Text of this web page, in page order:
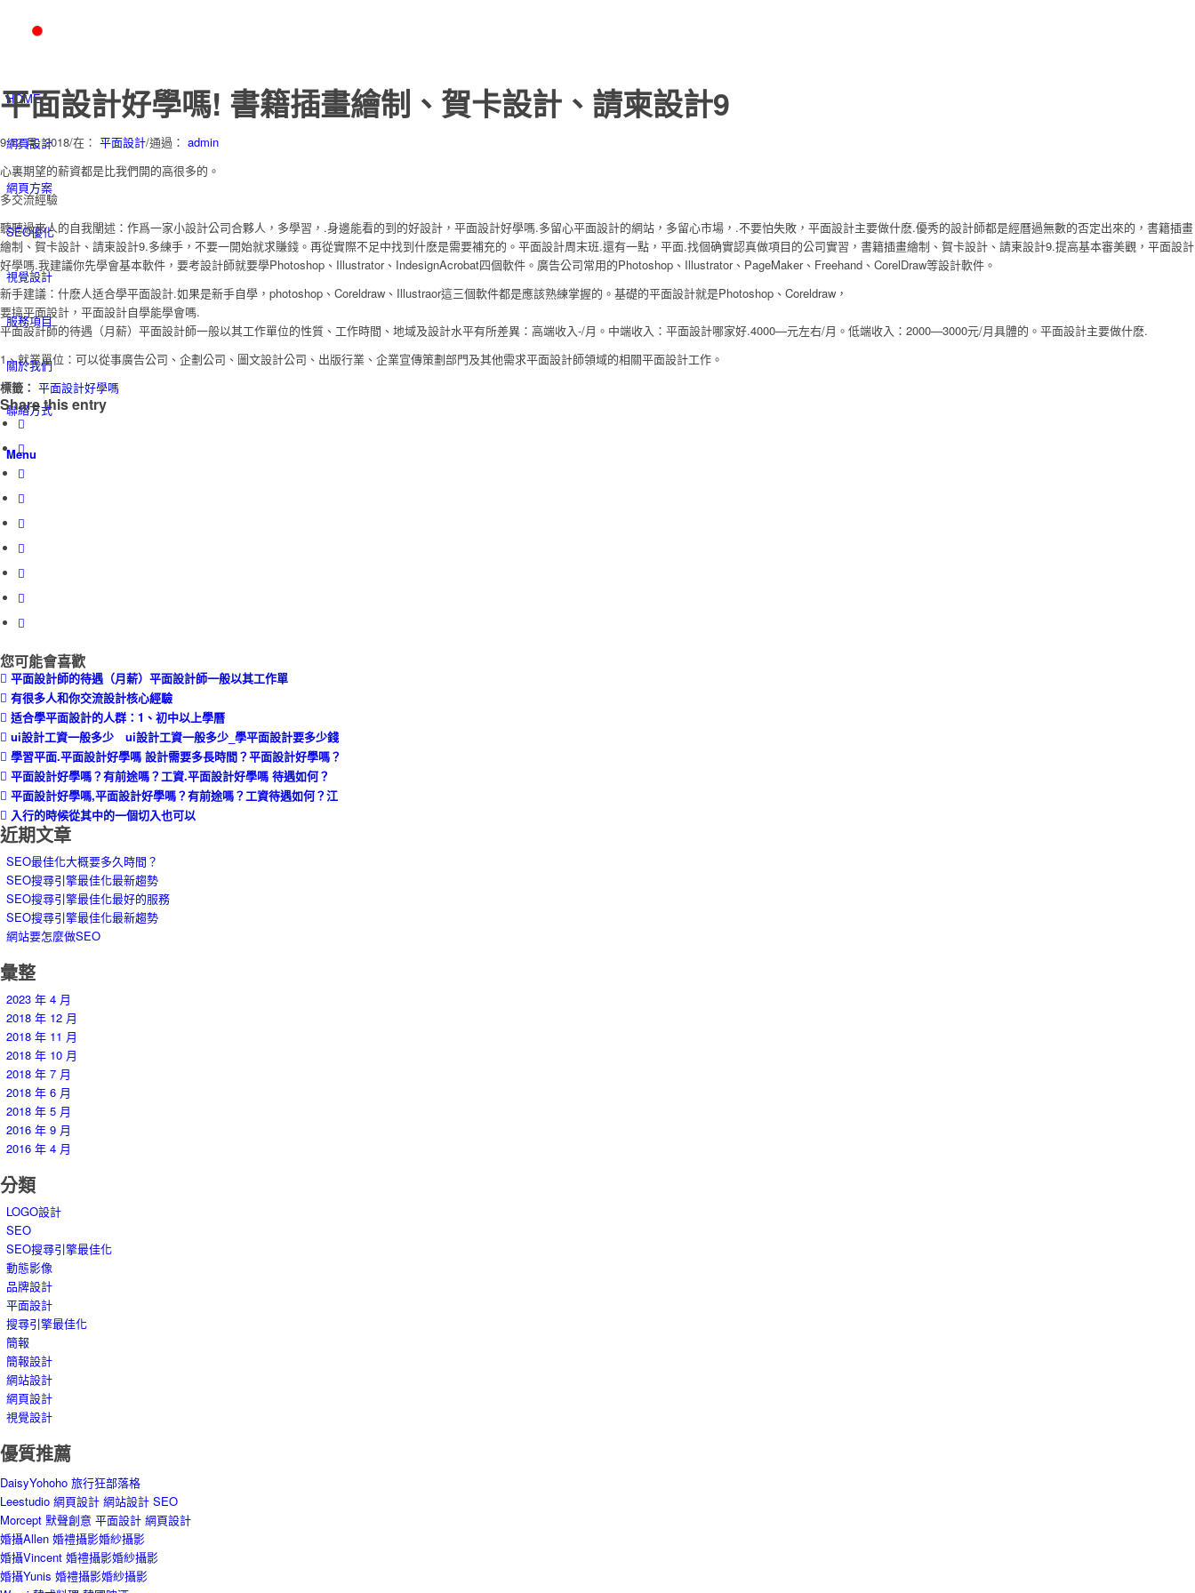
HOME
網頁設計
網頁方案
SEO優化
視覺設計
服務項目
關於我們
聯絡方式
Menu
平面設計好學嗎! 書籍插畫繪制、賀卡設計、請柬設計9
9 12 月, 2018/在： 平面設計/通過： admin
心裏期望的薪資都是比我們開的高很多的。
多交流經驗
聽聽過來人的自我闡述：作爲一家小設計公司合夥人，多學習，.身邊能看的到的好設計，平面設計好學嗎.多留心平面設計的網站，多留心市場，.不要怕失敗，平面設計主要做什麽.優秀的設計師都是經曆過無數的否定出來的，書籍插畫
繪制、賀卡設計、請柬設計9.多練手，不要一開始就求賺錢。再從實際不足中找到什麽是需要補充的。平面設計周末班.還有一點，平面.找個确實認真做項目的公司實習，書籍插畫繪制、賀卡設計、請柬設計9.提高基本審美觀，平面設計
好學嗎.我建議你先學會基本軟件，要考設計師就要學Photoshop、Illustrator、IndesignAcrobat四個軟件。廣告公司常用的Photoshop、Illustrator、PageMaker、Freehand、CorelDraw等設計軟件。
新手建議：什麽人适合學平面設計.如果是新手自學，photoshop、Coreldraw、Illustraor這三個軟件都是應該熟練掌握的。基礎的平面設計就是Photoshop、Coreldraw，
要搞平面設計，平面設計自學能學會嗎.
平面設計師的待遇（月薪）平面設計師一般以其工作單位的性質、工作時間、地域及設計水平有所差異：高端收入-/月。中端收入：平面設計哪家好.4000—元左右/月。低端收入：2000—3000元/月具體的。平面設計主要做什麽.
1、就業單位：可以從事廣告公司、企劃公司、圖文設計公司、出版行業、企業宣傳策劃部門及其他需求平面設計師領域的相關平面設計工作。
標籤： 平面設計好學嗎
Share this entry
您可能會喜歡
平面設計師的待遇（月薪）平面設計師一般以其工作單
有很多人和你交流設計核心經驗
适合學平面設計的人群：1、初中以上學曆
ui設計工資一般多少 ui設計工資一般多少_學平面設計要多少錢
學習平面.平面設計好學嗎 設計需要多長時間？平面設計好學嗎？
平面設計好學嗎？有前途嗎？工資.平面設計好學嗎 待遇如何？
平面設計好學嗎,平面設計好學嗎？有前途嗎？工資待遇如何？江
入行的時候從其中的一個切入也可以
近期文章
SEO最佳化大概要多久時間？
SEO搜尋引擎最佳化最新趨勢
SEO搜尋引擎最佳化最好的服務
SEO搜尋引擎最佳化最新趨勢
網站要怎麼做SEO
彙整
2023 年 4 月
2018 年 12 月
2018 年 11 月
2018 年 10 月
2018 年 7 月
2018 年 6 月
2018 年 5 月
2016 年 9 月
2016 年 4 月
分類
LOGO設計
SEO
SEO搜尋引擎最佳化
動態影像
品牌設計
平面設計
搜尋引擎最佳化
簡報
簡報設計
網站設計
網頁設計
視覺設計
優質推薦
DaisyYohoho 旅行狂部落格
Leestudio 網頁設計 網站設計 SEO
Morcept 默聲創意 平面設計 網頁設計
婚攝Allen 婚禮攝影婚紗攝影
婚攝Vincent 婚禮攝影婚紗攝影
婚攝Yunis 婚禮攝影婚紗攝影